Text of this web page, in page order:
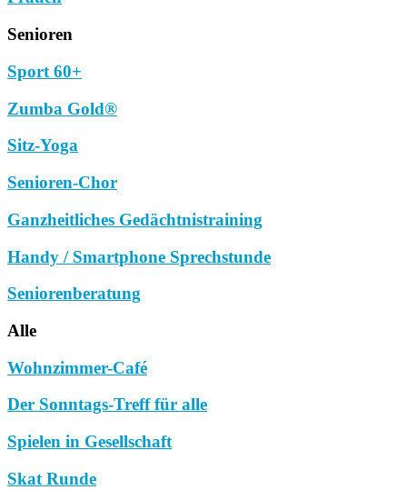
Senioren
Sport 60+
Zumba Gold®
Sitz-Yoga
Senioren-Chor
Ganzheitliches Gedächtnistraining
Handy / Smartphone Sprechstunde
Seniorenberatung
Alle
Wohnzimmer-Café
Der Sonntags-Treff für alle
Spielen in Gesellschaft
Skat Runde